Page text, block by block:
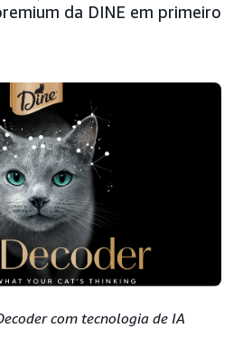
da DINE em primeiro
com tecnologia de IA